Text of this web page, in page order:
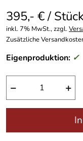
395,- € /
inkl. 7% MwSt., zzgl.
Zusätzliche
Eigenproduktion: ✓
− +